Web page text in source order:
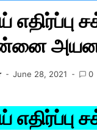
எதிர்ப்பு
June 28, 2021 0
எதிர்ப்பு